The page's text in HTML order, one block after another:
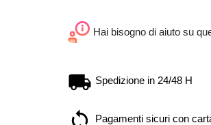
Hai bisogno di aiuto su
Spedizione in 24/48 H
Pagamenti sicuri con